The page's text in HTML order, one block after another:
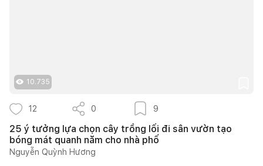
10.735
12 0 9
25 ý tưởng lựa chọn cây trồng lối đi sân vườn tạo
bóng mát quanh năm cho nhà phố
Nguyễn Quỳnh Hương